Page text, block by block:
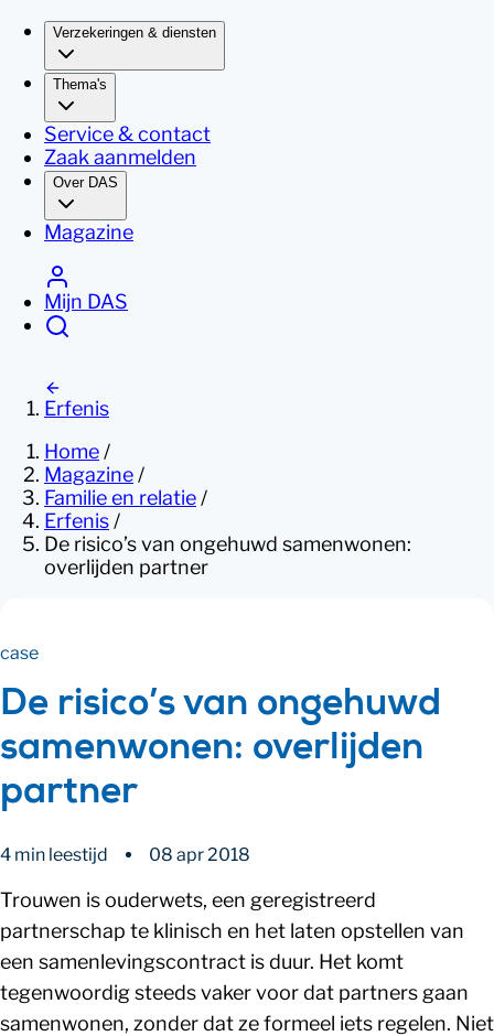
Verzekeringen & diensten
Thema's
Service & contact
Zaak aanmelden
Over DAS
Magazine
Mijn DAS
Erfenis
Home /
Magazine /
Familie en relatie /
Erfenis /
De risico’s van ongehuwd samenwonen:
overlijden partner
case
De risico’s van ongehuwd
samenwonen: overlijden
partner
4 min leestijd 08 apr 2018
Trouwen is ouderwets, een geregistreerd
partnerschap te klinisch en het laten opstellen van
een samenlevingscontract is duur. Het komt
tegenwoordig steeds vaker voor dat partners gaan
samenwonen, zonder dat ze formeel iets regelen. Niet